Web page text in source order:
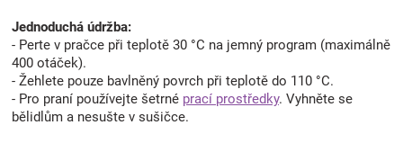
Jednoduchá údržba:
- Perte v pračce při teplotě 30 °C na jemný program (maximálně
400 otáček).
- Žehlete pouze bavlněný povrch při teplotě do 110 °C.
- Pro praní používejte šetrné prací prostředky. Vyhněte se
bělidlům a nesušte v sušičce.